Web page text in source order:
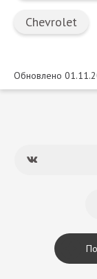
Chevrolet
Обновлено